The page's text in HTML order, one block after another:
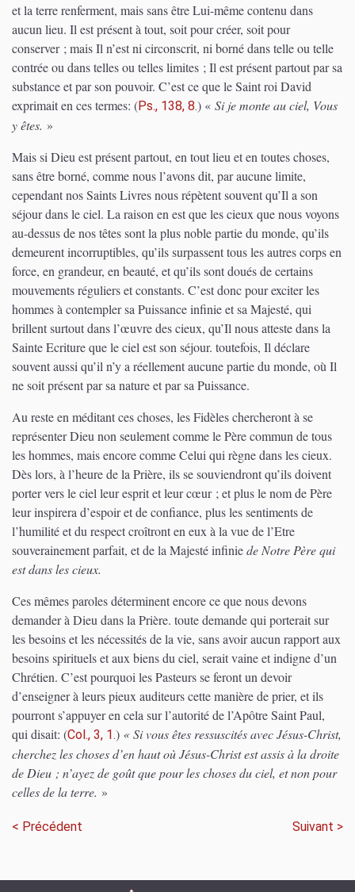
et la terre renferment, mais sans être Lui-même contenu dans
aucun lieu. Il est présent à tout, soit pour créer, soit pour
conserver ; mais Il n’est ni circonscrit, ni borné dans telle ou telle
contrée ou dans telles ou telles limites ; Il est présent partout par sa
substance et par son pouvoir. C’est ce que le Saint roi David
exprimait en ces termes: (Ps., 138, 8.) « Si je monte au ciel, Vous
y êtes. »
Mais si Dieu est présent partout, en tout lieu et en toutes choses,
sans être borné, comme nous l’avons dit, par aucune limite,
cependant nos Saints Livres nous répètent souvent qu’Il a son
séjour dans le ciel. La raison en est que les cieux que nous voyons
au-dessus de nos têtes sont la plus noble partie du monde, qu’ils
demeurent incorruptibles, qu’ils surpassent tous les autres corps en
force, en grandeur, en beauté, et qu’ils sont doués de certains
mouvements réguliers et constants. C’est donc pour exciter les
hommes à contempler sa Puissance infinie et sa Majesté, qui
brillent surtout dans l’œuvre des cieux, qu’Il nous atteste dans la
Sainte Ecriture que le ciel est son séjour. toutefois, Il déclare
souvent aussi qu’il n’y a réellement aucune partie du monde, où Il
ne soit présent par sa nature et par sa Puissance.
Au reste en méditant ces choses, les Fidèles chercheront à se
représenter Dieu non seulement comme le Père commun de tous
les hommes, mais encore comme Celui qui règne dans les cieux.
Dès lors, à l’heure de la Prière, ils se souviendront qu’ils doivent
porter vers le ciel leur esprit et leur cœur ; et plus le nom de Père
leur inspirera d’espoir et de confiance, plus les sentiments de
l’humilité et du respect croîtront en eux à la vue de l’Etre
souverainement parfait, et de la Majesté infiniede Notre Père qui
est dans les cieux.
Ces mêmes paroles déterminent encore ce que nous devons
demander à Dieu dans la Prière. toute demande qui porterait sur
les besoins et les nécessités de la vie, sans avoir aucun rapport aux
besoins spirituels et aux biens du ciel, serait vaine et indigne d’un
Chrétien. C’est pourquoi les Pasteurs se feront un devoir
d’enseigner à leurs pieux auditeurs cette manière de prier, et ils
pourront s’appuyer en cela sur l’autorité de l’Apôtre Saint Paul,
qui disait: (Col., 3, 1.) « Si vous êtes ressuscités avec Jésus-Christ,
cherchez les choses d’en haut où Jésus-Christ est assis à la droite
de Dieu ; n’ayez de goût que pour les choses du ciel, et non pour
celles de la terre. »
< Précédent Suivant >